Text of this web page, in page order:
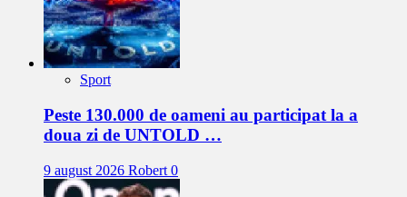
Sport
Peste 130.000 de oameni au participat la a
doua zi de UNTOLD …
9 august 2026 Robert 0